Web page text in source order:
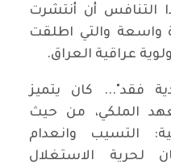
التنافس أن أنتشرت
واسعة والتي اطلقت
عراقية العراق.
فقد"... كان يتميز
الملكي، من حيث
التسيب وانعدام
لحرية الاستغلال